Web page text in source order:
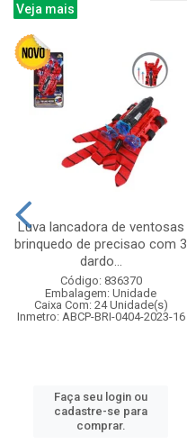
Veja mais
Luva lancadora de ventosas
brinquedo de precisao com 3
dardo...
Código: 836370
Embalagem: Unidade
Caixa Com: 24 Unidade(s)
Inmetro: ABCP-BRI-0404-2023-16
Faça seu login ou
cadastre-se para
comprar.